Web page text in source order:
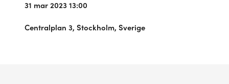
31 mar 2023 13:00
Centralplan 3, Stockholm, Sverige